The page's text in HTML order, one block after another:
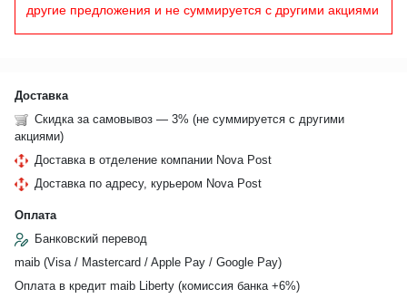
другие предложения и не суммируется с другими акциями
Доставка
Скидка за самовывоз — 3% (не суммируется с другими
акциями)
Доставка в отделение компании Nova Post
Доставка по адресу, курьером Nova Post
Оплата
Банковский перевод
maib (Visa / Mastercard / Apple Pay / Google Pay)
Оплата в кредит maib Liberty (комиссия банкa +6%)